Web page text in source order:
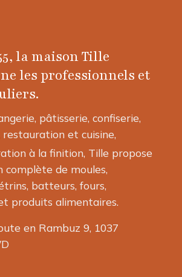
la maison Tille
les professionnels et
pâtisserie, confiserie,
restauration et cuisine,
à la finition, Tille propose
complète de moules,
batteurs, fours,
produits alimentaires.
en Rambuz 9, 1037